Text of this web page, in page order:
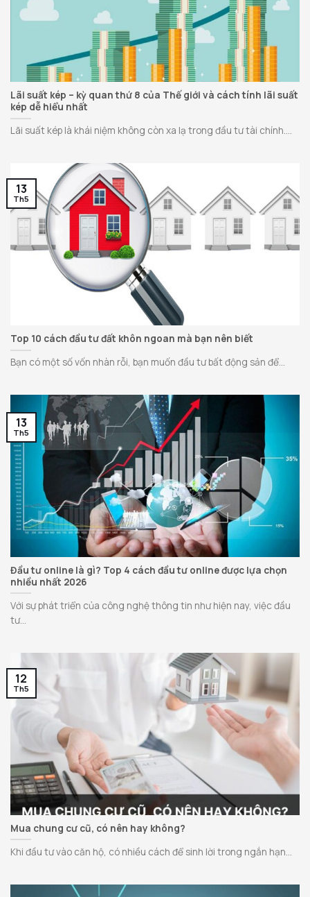
Lãi suất kép – kỳ quan thứ 8 của Thế giới và cách tính lãi suất
kép dễ hiểu nhất
Lãi suất kép là khái niệm không còn xa lạ trong đầu tư tài chính....
Top 10 cách đầu tư đất khôn ngoan mà bạn nên biết
Bạn có một số vốn nhàn rỗi, bạn muốn đầu tư bất động sản để...
13
Th5
Đầu tư online là gì? Top 4 cách đầu tư online được lựa chọn
nhiều nhất 2026
Với sự phát triển của công nghệ thông tin như hiện nay, việc đầu
tư...
13
Th5
Mua chung cư cũ, có nên hay không?
Khi đầu tư vào căn hộ, có nhiều cách để sinh lời trong ngắn hạn...
12
Th5